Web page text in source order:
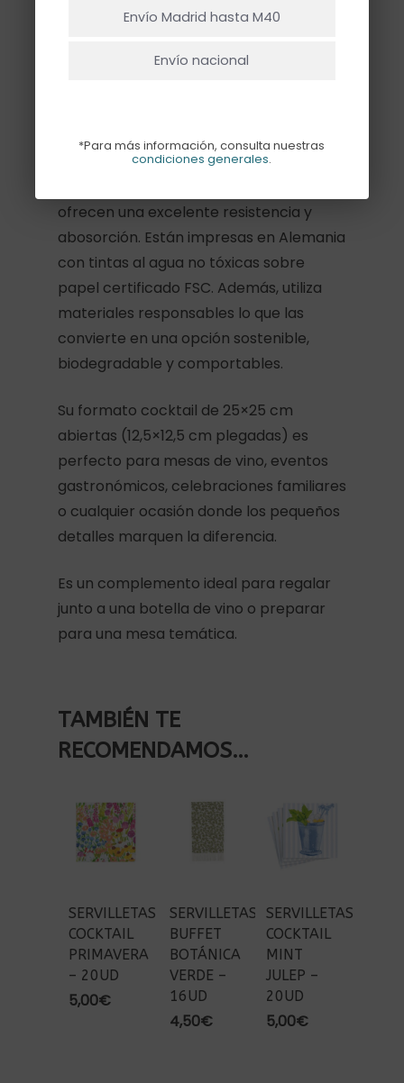
aportan un toque elegante a cualquier
de botellas de vino pintadas en
familia.
ofrecen una excelente resistencia y
abosorción. Están impresas en Alemania
con tintas al agua no tóxicas sobre
papel certificado FSC. Además, utiliza
materiales responsables lo que las
convierte en una opción sostenible,
biodegradable y comportables.
Su formato cocktail de 25×25 cm
abiertas (12,5×12,5 cm plegadas) es
perfecto para mesas de vino, eventos
gastronómicos, celebraciones familiares
o cualquier ocasión donde los pequeños
detalles marquen la diferencia.
Es un complemento ideal para regalar
junto a una botella de vino o preparar
para una mesa temática.
TAMBIÉN TE
RECOMENDAMOS…
SERVILLETAS
COCKTAIL
PRIMAVERA
– 20UD
5,00€
SERVILLETAS
BUFFET
BOTÁNICA
VERDE –
16UD
4,50€
SERVILLETAS
COCKTAIL
MINT
JULEP –
20UD
5,00€
Envío Madrid hasta M40
Envío nacional
*Para más información, consulta nuestras
condiciones generales.